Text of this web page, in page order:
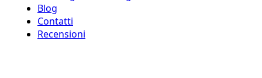
Blog
Contatti
Recensioni